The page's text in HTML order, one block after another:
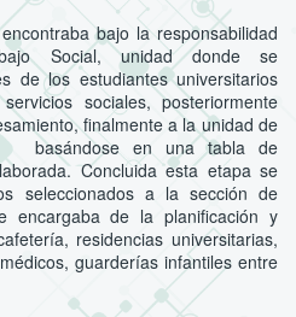
bajo la responsabilidad
Social, unidad donde se
de los estudiantes universitarios
sociales, posteriormente
finalmente a la unidad de
basándose en una tabla de
Concluida esta etapa se
seleccionados a la sección de
encargaba de la planificación y
residencias universitarias,
guarderías infantiles entre